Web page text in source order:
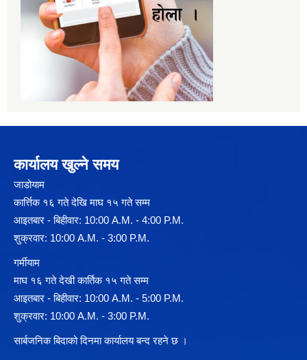
कार्यालय खुल्ने समय
जाडोयाम
कार्त्तिक १६ गते देखि माघ १५ गते सम्म
आइतबार - बिहीवार: 10:00 A.M. - 4:00 P.M.
शुक्रवार: 10:00 A.M. - 3:00 P.M.
गर्मीयाम
माघ १६ गते देखी कार्तिक १५ गते सम्म
आइतबार - बिहीवार: 10:00 A.M. - 5:00 P.M.
शुक्रवार: 10:00 A.M. - 3:00 P.M.
सार्बजनिक बिदाको दिनमा कार्यालय बन्द रहने छ ।